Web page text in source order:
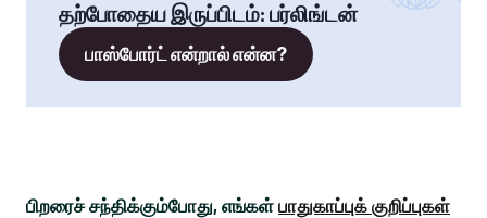
தற்போதைய இருப்பிடம்: பர்லிங்டன்
பாஸ்போர்ட் என்றால் என்ன?
பிறரைச் சந்திக்கும்போது, எங்கள் பாதுகாப்புக் குறிப்புகள்